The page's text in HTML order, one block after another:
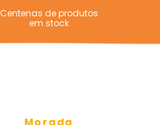
Centenas de produtos
em stock
Morada